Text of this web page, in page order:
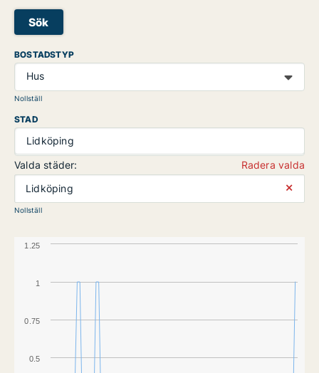
Sök
BOSTADSTYP
Hus
Nollställ
STAD
Lidköping
Valda städer:
Radera valda
Lidköping
⨯
Nollställ
1
0.5
0.75
1.25